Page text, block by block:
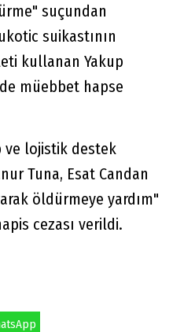
suçundan
suikastının
kullanan Yakup
müebbet hapse
ve lojistik destek
Tuna, Esat Candan
öldürmeye yardım"
cezası verildi.